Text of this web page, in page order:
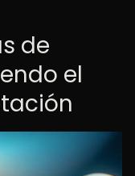
de
el